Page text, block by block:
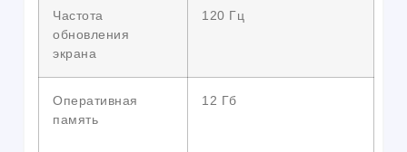
Частота
обновления
экрана
120 Гц
Оперативная
память
12 Гб